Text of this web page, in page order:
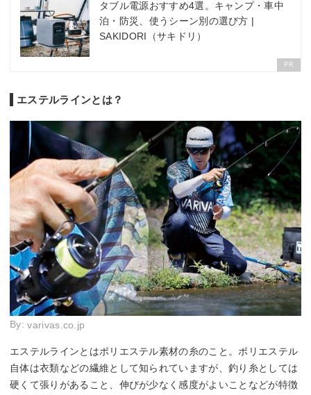
タブル電源おすすめ4選。キャンプ・車中
泊・防災、使うシーン別の選び方 |
SAKIDORI（サキドリ）
PR
エステルラインとは？
By:varivas.co.jp
エステルラインとはポリエステル素材の糸のこと。ポリエステル
自体は衣類などの繊維として知られていますが、釣り糸としては
硬くて張りがあること、伸びが少なく感度がよいことなどが特徴